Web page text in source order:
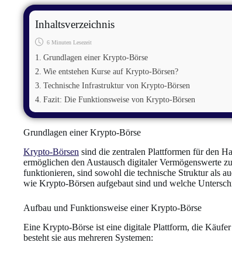
Inhaltsverzeichnis
6 Minuten Lesezeit
Grundlagen einer Krypto-Börse
Wie entstehen Kurse auf Krypto-Börsen?
Technische Infrastruktur von Krypto-Börsen
Fazit: Die Funktionsweise von Krypto-Börsen
Grundlagen einer Krypto-Börse
Krypto-Börsen sind die zentralen Plattformen für den
ermöglichen den Austausch digitaler Vermögenswerte
funktionieren, sind sowohl die technische Struktur als
wie Krypto-Börsen aufgebaut sind und welche
Aufbau und Funktionsweise einer Krypto-Börse
Eine Krypto-Börse ist eine digitale Plattform, die
besteht sie aus mehreren Systemen: